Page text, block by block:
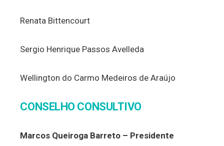
Renata Bittencourt
Sergio Henrique Passos Avelleda
Wellington do Carmo Medeiros de Araújo
CONSELHO CONSULTIVO
Marcos Queiroga Barreto – Presidente